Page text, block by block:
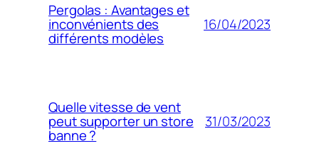
Pergolas : Avantages et
inconvénients des
différents modèles
16/04/2023
Quelle vitesse de vent
peut supporter un store
banne ?
31/03/2023